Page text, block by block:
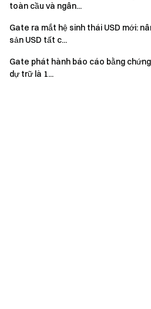
toàn cầu và ngân...
Gate ra mắt hệ sinh thái USD mới:
sản USD tất c...
Gate phát hành báo cáo bằng
dự trữ là 1...